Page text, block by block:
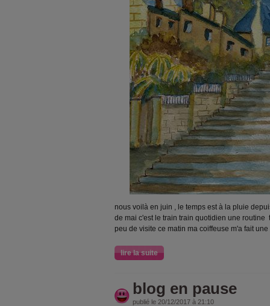
nous voilà en juin , le temps est à la pluie
de mai c'est le train train quotidien une routine
peu de visite ce matin ma coiffeuse m'a fait
lire la suite
blog en pause
publié le 20/12/2017 à 21:10